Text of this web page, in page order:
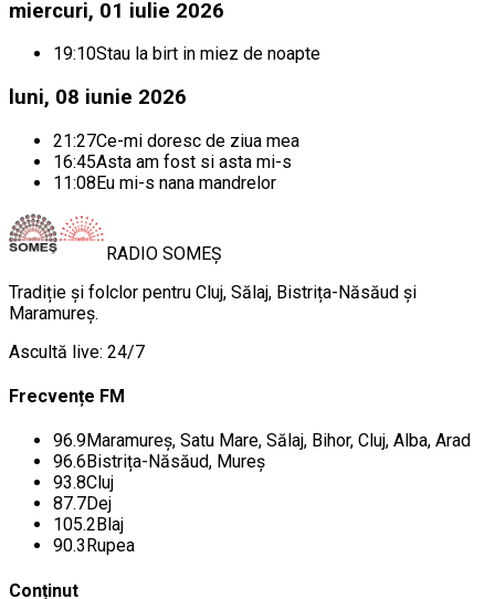
miercuri, 01 iulie 2026
19:10Stau la birt in miez de noapte
luni, 08 iunie 2026
21:27Ce-mi doresc de ziua mea
16:45Asta am fost si asta mi-s
11:08Eu mi-s nana mandrelor
RADIO SOMEȘ
Tradiție și folclor pentru Cluj, Sălaj, Bistrița-Năsăud și
Maramureș.
Ascultă live: 24/7
Frecvențe FM
96.9Maramureș, Satu Mare, Sălaj, Bihor, Cluj, Alba, Arad
96.6 Bistrița-Năsăud, Mureș
93.8Cluj
87.7Dej
105.2 Blaj
90.3 Rupea
Conținut